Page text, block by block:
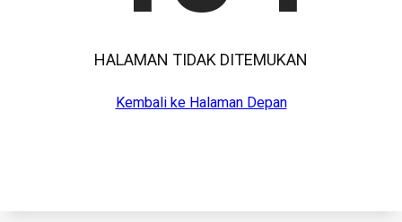
HALAMAN TIDAK DITEMUKAN
Kembali ke Halaman Depan